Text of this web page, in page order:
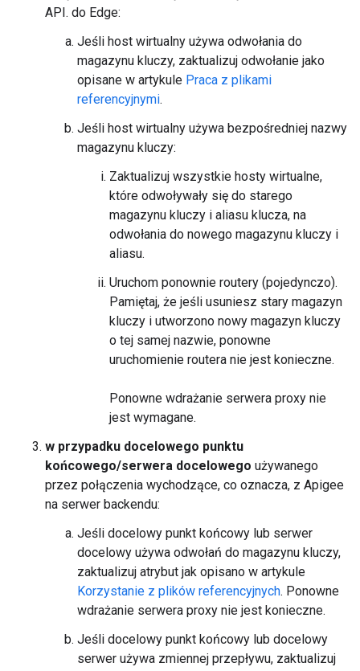
API. do Edge:
Jeśli host wirtualny używa odwołania do
magazynu kluczy, zaktualizuj odwołanie jako
opisane w artykule Praca z plikami
referencyjnymi.
Jeśli host wirtualny używa bezpośredniej nazwy
magazynu kluczy:
Zaktualizuj wszystkie hosty wirtualne,
które odwoływały się do starego
magazynu kluczy i aliasu klucza, na
odwołania do nowego magazynu kluczy i
aliasu.
Uruchom ponownie routery (pojedynczo).
Pamiętaj, że jeśli usuniesz stary magazyn
kluczy i utworzono nowy magazyn kluczy
o tej samej nazwie, ponowne
uruchomienie routera nie jest konieczne.
Ponowne wdrażanie serwera proxy nie
jest wymagane.
w przypadku docelowego punktu
końcowego/serwera docelowego używanego
przez połączenia wychodzące, co oznacza, z Apigee
na serwer backendu:
Jeśli docelowy punkt końcowy lub serwer
docelowy używa odwołań do magazynu kluczy,
zaktualizuj atrybut jak opisano w artykule
Korzystanie z plików referencyjnych. Ponowne
wdrażanie serwera proxy nie jest konieczne.
Jeśli docelowy punkt końcowy lub docelowy
serwer używa zmiennej przepływu, zaktualizuj